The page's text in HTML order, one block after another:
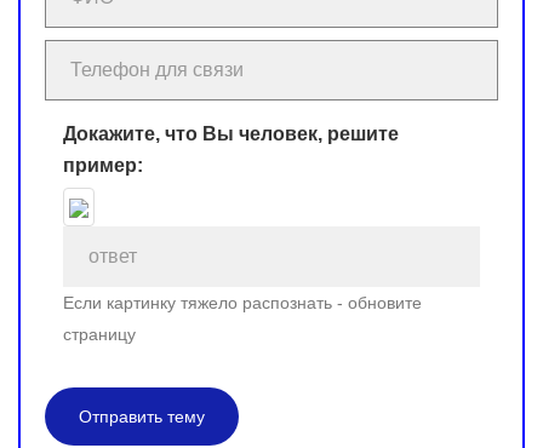
Докажите, что Вы человек, решите
пример:
Если картинку тяжело распознать - обновите
страницу
Отправить тему